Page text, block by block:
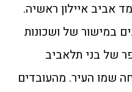
אביב איילון ראשיה.
במישור של ושכונות
של בני תלאביב
שמו העיר. מהעובדים